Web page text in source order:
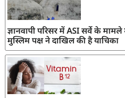
ज्ञानवापी परिसर में ASI सर्वे के
मुस्लिम पक्ष ने दाखिल की है याचिका